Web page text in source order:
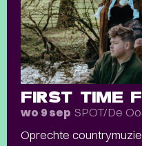
FIRST TIME
wo 9 sep SPOT/De
Oprechte